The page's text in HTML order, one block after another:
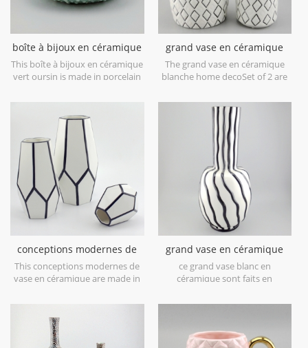
boîte à bijoux en céramique
vert oursin
This boîte à bijoux en céramique
vert oursin is made in porcelain
used for jewelry storage or dry
food and goods. Microwave safe
and food safe.
grand vase en céramique
blanche home deco
The grand vase en céramique
blanche home decoSet of 2 are
porcelain,is snow white with
transparent glaze on the
surface,different from the white
glaze finish. Is much more
beautiful,precious and high
value.
conceptions modernes de
vase en céramique blanc et
noir
This conceptions modernes de
vase en céramique are made in
decorative objects. Can be sold
individually.
grand vase en céramique
blanche avec des lignes de
peinture à la main noire
ce grand vase blanc en
céramique sont faits en
d'os, attrayant pour votre
mariage. peut être vendu
individuellement.